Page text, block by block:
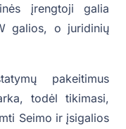
įrengtoji galia
galios, o juridinių
pakeitimus
todėl tikimasi,
Seimo ir įsigalios